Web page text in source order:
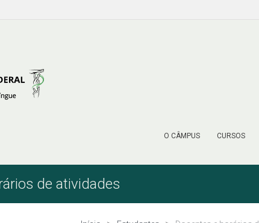
O CÂMPUS CURSOS
de atividades